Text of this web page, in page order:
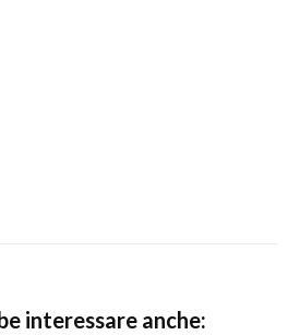
interessare anche: